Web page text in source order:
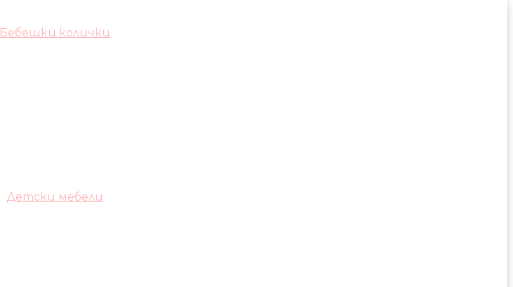
Бебешки колички
Детски мебели